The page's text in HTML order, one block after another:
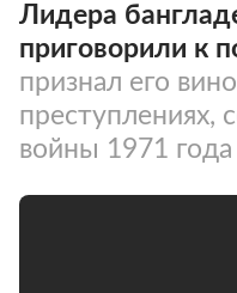
Лидера
приговорили к
признал его
преступлениях,
войны 1971 года